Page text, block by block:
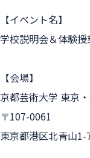
【イベント名】
学校説明会＆体験
【会場】
京都芸術大学 東京
〒107-0061
東京都港区北青山1-